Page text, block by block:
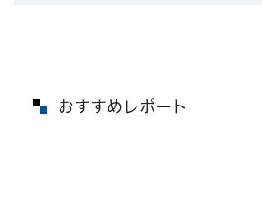
おすすめレポート